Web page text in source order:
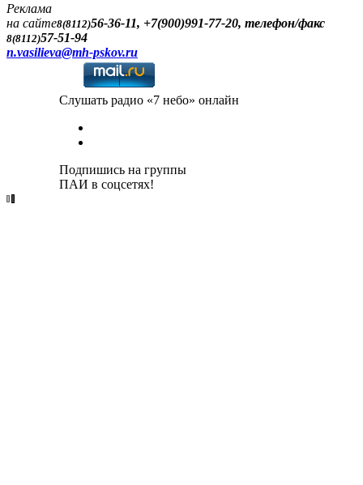
Реклама
на сайте8(8112)56-36-11, +7(900)991-77-20, телефон/факс
8(8112)57-51-94
n.vasilieva@mh-pskov.ru
Слушать радио «7 небо» онлайн
Подпишись на группы
ПАИ в соцсетях!